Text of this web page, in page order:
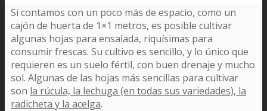
Si contamos con un poco más de espacio, como un
cajón de huerta de 1×1 metros, es posible cultivar
algunas hojas para ensalada, riquísimas para
consumir frescas. Su cultivo es sencillo, y lo único que
requieren es un suelo fértil, con buen drenaje y mucho
sol. Algunas de las hojas más sencillas para cultivar
son la rúcula, la lechuga (en todas sus variedades), la
radicheta y la acelga.